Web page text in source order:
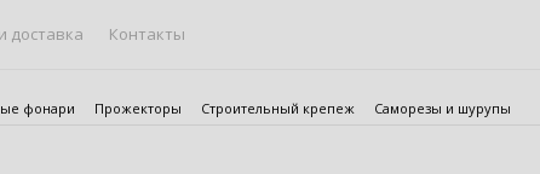
доставка Контакты
фонари Прожекторы Строительный крепеж Саморезы и шурупы